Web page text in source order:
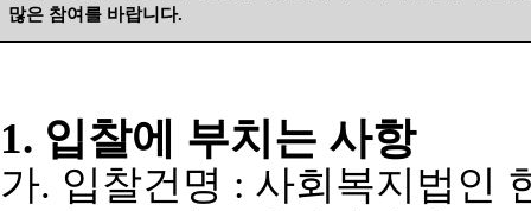
많은 참여를 바랍니다.
1. 입찰에 부치는 사항
가. 입찰건명 : 사회복지법인